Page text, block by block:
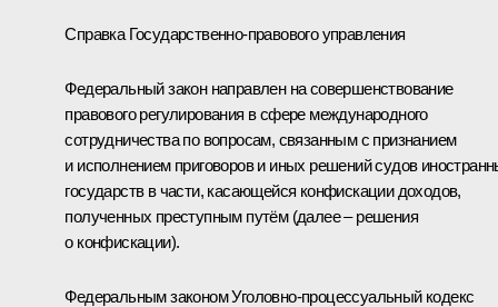
Справка Государственно-правового управления
Федеральный закон направлен на совершенствование
правового регулирования в сфере международного
сотрудничества по вопросам, связанным с признанием
и исполнением приговоров и иных решений судов
государств в части, касающейся конфискации доходов,
полученных преступным путём (далее – решения
о конфискации).
Федеральным законом Уголовно-процессуальный кодекс